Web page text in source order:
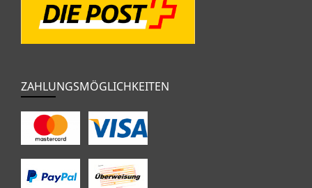
ZAHLUNGSMÖGLICHKEITEN